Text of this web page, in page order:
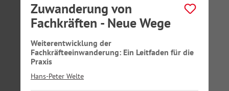
Zuwanderung von
Fachkräften - Neue Wege
Weiterentwicklung der
Fachkräfteeinwanderung: Ein Leitfaden für die
Praxis
Hans-Peter Welte